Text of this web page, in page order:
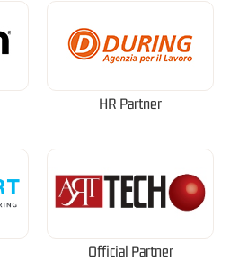
HR Partner
Official Partner